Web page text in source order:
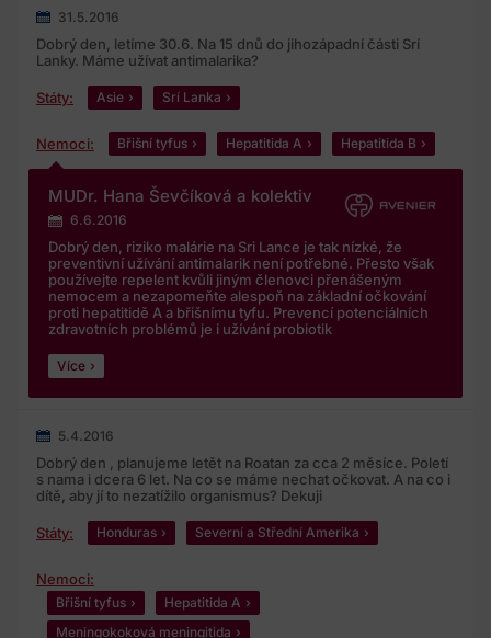
31.5.2016
Dobrý den, letíme 30.6. Na 15 dnů do jihozápadní části Srí
Lanky. Máme užívat antimalarika?
Státy: Asie Srí Lanka
Nemoci: Břišní tyfus Hepatitida A Hepatitida B
MUDr. Hana Ševčíková a kolektiv
6.6.2016
Dobrý den, riziko malárie na Sri Lance je tak nízké, že
preventivní užívání antimalarik není potřebné. Přesto však
používejte repelent kvůli jiným členovci přenášeným
nemocem a nezapomeňte alespoň na základní očkování
proti hepatitidě A a břišnímu tyfu. Prevencí potenciálních
zdravotních problémů je i užívání probiotik
Více
5.4.2016
Dobrý den , planujeme letět na Roatan za cca 2 měsíce. Poletí
s nama i dcera 6 let. Na co se máme nechat očkovat. A na co i
dítě, aby jí to nezatížilo organismus? Dekuji
Státy: Honduras Severní a Střední Amerika
Nemoci:
Břišní tyfus
Hepatitida A
Meningokoková meningitida